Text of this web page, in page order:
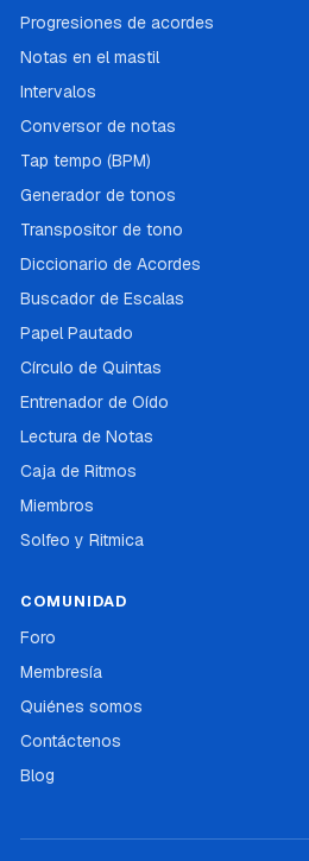
Progresiones de acordes
Notas en el mastil
Intervalos
Conversor de notas
Tap tempo (BPM)
Generador de tonos
Transpositor de tono
Diccionario de Acordes
Buscador de Escalas
Papel Pautado
Círculo de Quintas
Entrenador de Oído
Lectura de Notas
Caja de Ritmos
Miembros
Solfeo y Ritmica
COMUNIDAD
Foro
Membresía
Quiénes somos
Contáctenos
Blog